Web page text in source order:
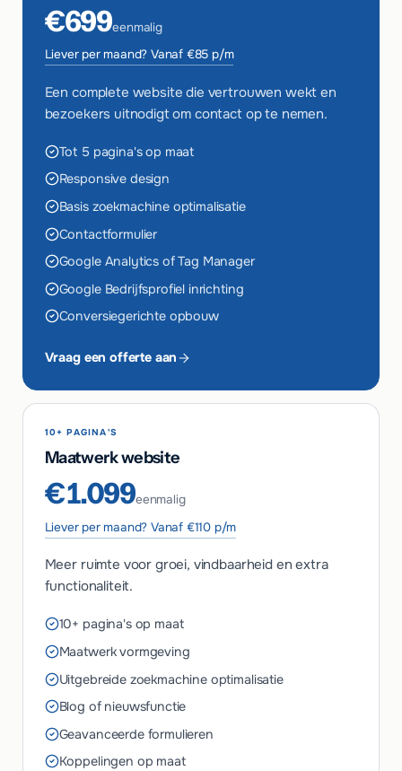
€699eenmalig
Liever per maand? Vanaf €85 p/m
Een complete website die vertrouwen wekt en
bezoekers uitnodigt om contact op te nemen.
Tot 5 pagina's op maat
Responsive design
Basis zoekmachine optimalisatie
Contactformulier
Google Analytics of Tag Manager
Google Bedrijfsprofiel inrichting
Conversiegerichte opbouw
Vraag een offerte aan
10+ PAGINA'S
Maatwerk website
€1.099eenmalig
Liever per maand? Vanaf €110 p/m
Meer ruimte voor groei, vindbaarheid en extra
functionaliteit.
10+ pagina's op maat
Maatwerk vormgeving
Uitgebreide zoekmachine optimalisatie
Blog of nieuwsfunctie
Geavanceerde formulieren
Koppelingen op maat